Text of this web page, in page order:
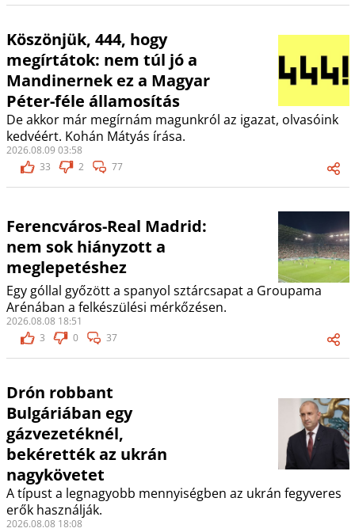
Köszönjük, 444, hogy
megírtátok: nem túl jó a
Mandinernek ez a Magyar
Péter-féle államosítás
De akkor már megírnám magunkról az igazat, olvasóink
kedvéért. Kohán Mátyás írása.
2026.08.09 03:58
33
2 77
Ferencváros-Real Madrid:
nem sok hiányzott a
meglepetéshez
Egy góllal győzött a spanyol sztárcsapat a Groupama
Arénában a felkészülési mérkőzésen.
2026.08.08 18:51
3
0 37
Drón robbant
Bulgáriában egy
gázvezetéknél,
bekérették az ukrán
nagykövetet
A típust a legnagyobb mennyiségben az ukrán fegyveres
erők használják.
2026.08.08 18:08